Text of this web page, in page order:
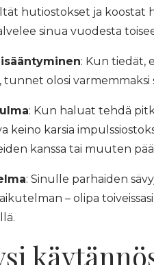
hutiostokset ja koostat
sinua vuodesta
: Kun tiedät,
tunnet olosi varmemmaksi
: Kun haluat tehdä
keino karsia
kanssa tai muuten
: Sinulle parhaiden
– olipa